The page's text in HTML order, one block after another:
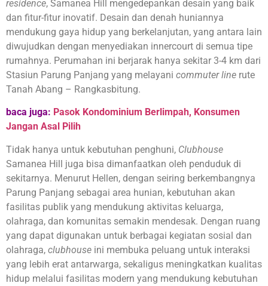
residence, Samanea Hill mengedepankan desain yang baik
dan fitur-fitur inovatif. Desain dan denah huniannya
mendukung gaya hidup yang berkelanjutan, yang antara lain
diwujudkan dengan menyediakan innercourt di semua tipe
rumahnya. Perumahan ini berjarak hanya sekitar 3-4 km dari
Stasiun Parung Panjang yang melayani commuter line rute
Tanah Abang – Rangkasbitung.
baca juga: Pasok Kondominium Berlimpah, Konsumen
Jangan Asal Pilih
Tidak hanya untuk kebutuhan penghuni, Clubhouse
Samanea Hill juga bisa dimanfaatkan oleh penduduk di
sekitarnya. Menurut Hellen, dengan seiring berkembangnya
Parung Panjang sebagai area hunian, kebutuhan akan
fasilitas publik yang mendukung aktivitas keluarga,
olahraga, dan komunitas semakin mendesak. Dengan ruang
yang dapat digunakan untuk berbagai kegiatan sosial dan
olahraga, clubhouse ini membuka peluang untuk interaksi
yang lebih erat antarwarga, sekaligus meningkatkan kualitas
hidup melalui fasilitas modern yang mendukung kebutuhan